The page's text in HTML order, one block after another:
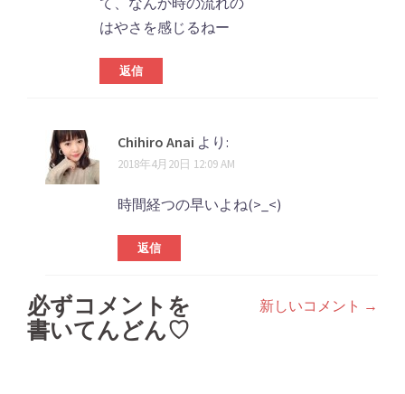
はやさを感じるねー
返信
Chihiro Anai より:
2018年4月20日 12:09 AM
時間経つの早いよね(>_<)
返信
コ
メ
新しいコメント →
必ずコメントを
書いてんどん♡